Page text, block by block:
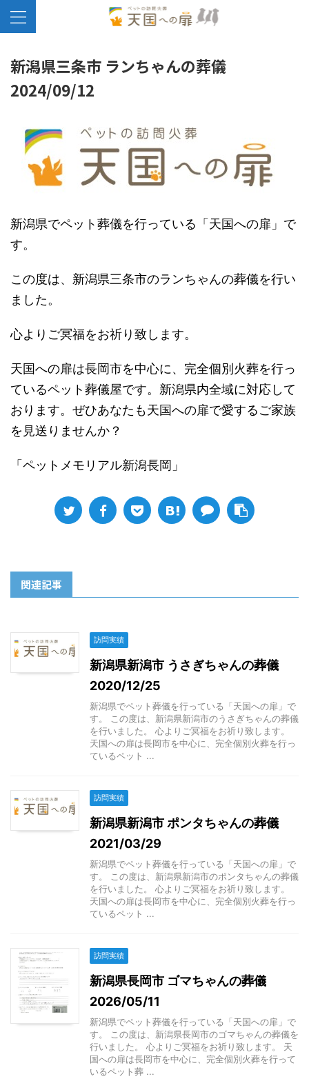
新潟県三条市 ランちゃんの葬儀
2024/09/12
新潟県でペット葬儀を行っている「天国への扉」で
す。
この度は、新潟県三条市のランちゃんの葬儀を行い
ました。
心よりご冥福をお祈り致します。
天国への扉は長岡市を中心に、完全個別火葬を行っ
ているペット葬儀屋です。新潟県内全域に対応して
おります。ぜひあなたも天国への扉で愛するご家族
を見送りませんか？
「ペットメモリアル新潟長岡」
関連記事
訪問実績
新潟県新潟市 うさぎちゃんの葬儀
2020/12/25
新潟県でペット葬儀を行っている「天国への扉」で
す。 この度は、新潟県新潟市のうさぎちゃんの葬儀
を行いました。 心よりご冥福をお祈り致します。
天国への扉は長岡市を中心に、完全個別火葬を行っ
ているペット ...
訪問実績
新潟県新潟市 ポンタちゃんの葬儀
2021/03/29
新潟県でペット葬儀を行っている「天国への扉」で
す。 この度は、新潟県新潟市のポンタちゃんの葬儀
を行いました。 心よりご冥福をお祈り致します。
天国への扉は長岡市を中心に、完全個別火葬を行っ
ているペット ...
訪問実績
新潟県長岡市 ゴマちゃんの葬儀
2026/05/11
新潟県でペット葬儀を行っている「天国への扉」で
す。 この度は、新潟県長岡市のゴマちゃんの葬儀を
行いました。 心よりご冥福をお祈り致します。 天
国への扉は長岡市を中心に、完全個別火葬を行って
いるペット葬 ...